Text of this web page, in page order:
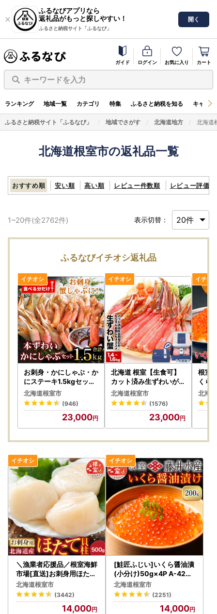
ふるなびアプリなら
返礼品がもっと探しやすい！
ふるさと納税サイト「ふるなび」
開く
ガイド ログイン お気に入り カート
キーワードを入力
ランキング 地域一覧 カテゴリ 特集 ふるさと納税を知る キャン
ふるさと納税サイト「ふるなび」 地域でさがす 北海道地方 北海道
北海道根室市の返礼品一覧
おすすめ順 安い順 高い順 レビュー件数順 レビュー評価順
1~20件(全2762件) 表示切替：
ふるなびイチオシ返礼品
お刺身・かにしゃぶ・か
にステーキ1.5kgセット
B-07024
北海道根室市
(946)
23,000
北海道 根室【生食可】
カット済み生ずわいがに
1.4～1.6kg(700～800
g×2P) B-48014
北海道根室市
(1576)
23,000
根室
くら
×2P(
5
北海
＼漁業者応援品／根室海鮮
市場[直送]お刺身用ほたて
貝柱500g A-28002
北海道根室市
(3442)
14,000
[鮭匠ふじい]いくら醤油漬
(小分け)50g×4P A-4209
5
北海道根室市
(2251)
14,000